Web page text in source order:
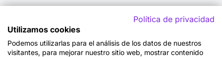
Política de privacidad
Utilizamos cookies
Podemos utilizarlas para el análisis de los datos de nuestros
visitantes, para mejorar nuestro sitio web, mostrar contenido